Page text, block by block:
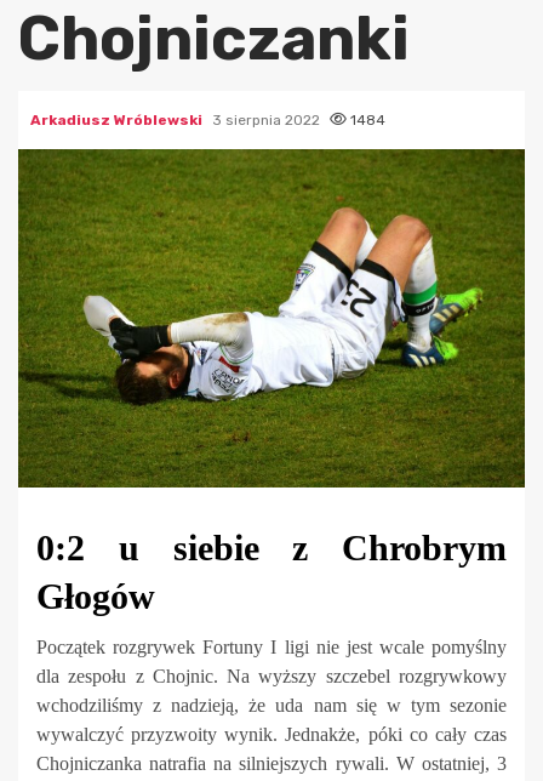
Chojniczanki
Arkadiusz Wróblewski 3 sierpnia 2022 1484
0:2 u siebie z Chrobrym
Głogów
Początek rozgrywek Fortuny I ligi nie jest wcale pomyślny
dla zespołu z Chojnic. Na wyższy szczebel rozgrywkowy
wchodziliśmy z nadzieją, że uda nam się w tym sezonie
wywalczyć przyzwoity wynik. Jednakże, póki co cały czas
Chojniczanka natrafia na silniejszych rywali. W ostatniej, 3